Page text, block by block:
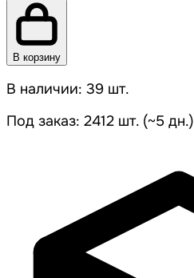
В корзину
В наличии: 39 шт.
Под заказ: 2412 шт. (~5 дн.)